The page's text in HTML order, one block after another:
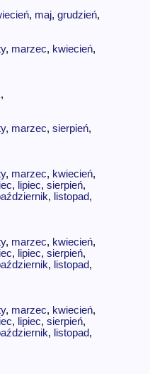
, maj, grudzień,
, marzec, kwiecień,
,
, marzec, sierpień,
, marzec, kwiecień,
, lipiec, sierpień,
, listopad,
, marzec, kwiecień,
, lipiec, sierpień,
, listopad,
, marzec, kwiecień,
, lipiec, sierpień,
, listopad,